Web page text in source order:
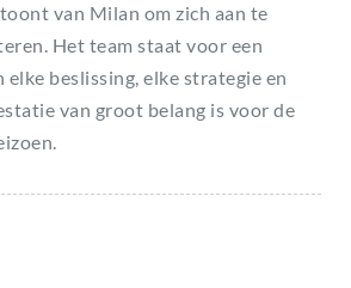
van Milan om zich aan te
Het team staat voor een
beslissing, elke strategie en
van groot belang is voor de